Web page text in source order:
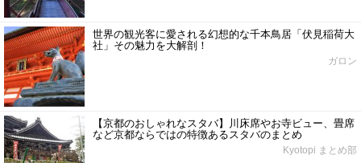
世界の観光客に愛される幻想的な千本鳥居「伏見稲荷大
社」その魅力を大解剖！
ガロン
【京都のおしゃれなスタバ】川床席やお寺ビュー、畳席
など京都ならではの特徴あるスタバのまとめ
Kyotopi まとめ部